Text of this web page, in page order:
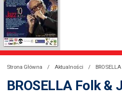
Strona Główna Aktualności
BROSELLA Folk &